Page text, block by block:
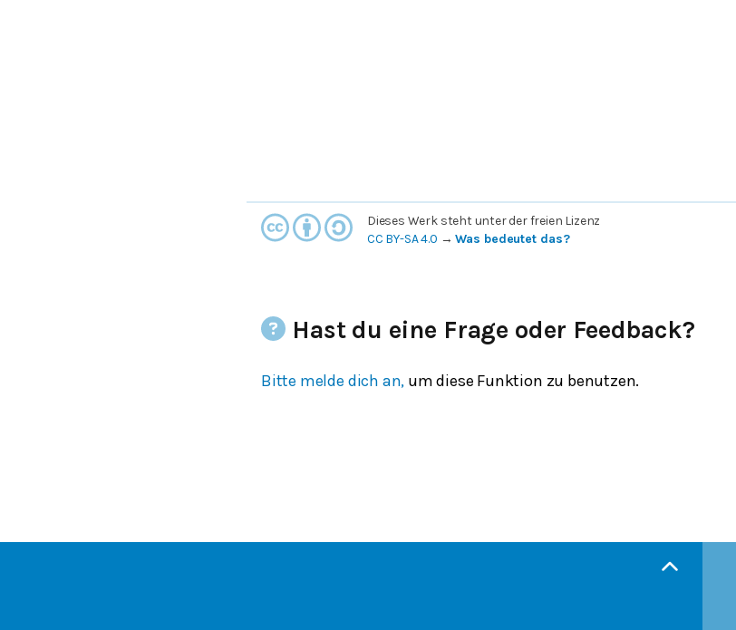
Dieses Werk steht unter der freien Lizenz
CC BY-SA 4.0 →Was bedeutet das?
Hast du eine Frage oder Feedback?
Bitte melde dich an, um diese Funktion zu benutzen.